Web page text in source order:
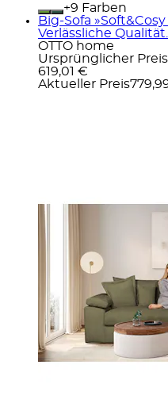
+
Farben
Big-Sofa »Soft&Cosy
Verlässliche
OTTO home
Ursprünglicher Preis
619,01 €
Aktueller Preis